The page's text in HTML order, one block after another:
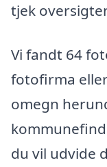
tjek
Vi fandt 64
fotofirma
omegn
du vil udvide